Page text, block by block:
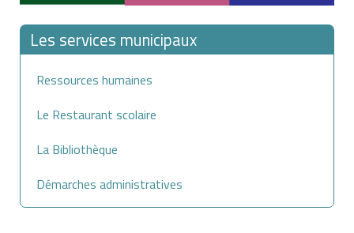
Les services municipaux
Ressources humaines
Le Restaurant scolaire
La Bibliothèque
Démarches administratives